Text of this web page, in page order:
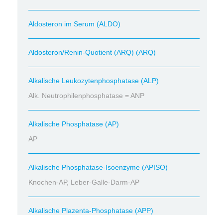
Aldosteron im Serum (ALDO)
Aldosteron/Renin-Quotient (ARQ) (ARQ)
Alkalische Leukozytenphosphatase (ALP)
Alk. Neutrophilenphosphatase = ANP
Alkalische Phosphatase (AP)
AP
Alkalische Phosphatase-Isoenzyme (APISO)
Knochen-AP, Leber-Galle-Darm-AP
Alkalische Plazenta-Phosphatase (APP)